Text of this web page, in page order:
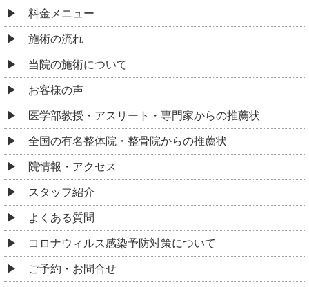
料金メニュー
施術の流れ
当院の施術について
お客様の声
医学部教授・アスリート・専門家からの推薦状
全国の有名整体院・整骨院からの推薦状
院情報・アクセス
スタッフ紹介
よくある質問
コロナウィルス感染予防対策について
ご予約・お問合せ